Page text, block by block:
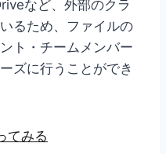
など、外部のクラ
るため、ファイルの
ト・チームメンバー
ズに行うことができ
てみる